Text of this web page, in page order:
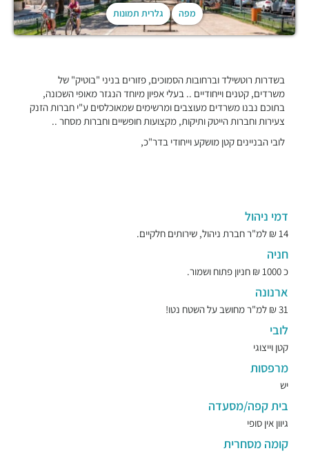
מפה גלרית תמונות
בשדרות רוטשילד וברחובות הסמוכים, פזורים בניני "בוטיק" של
משרדים, קטנים וייחודיים .. בעלי אפיון מיוחד הנגזר מאופי השכונה,
בתוכם נבנו משרדים מעוצבים ומרשימים שמאוכלסים ע"י חברות הזנק
צעירות וחברות הייטק ותיקות, מקצועות חופשיים וחברות מסחר ..
לובי הבניינים קטן מושקע וייחודי בדר"כ,
דמי ניהול
14 ₪ למ"ר חברת ניהול, שירותים חלקיים.
חניה
כ 1000 ₪ חניון פתוח ושמור.
ארנונה
31 ₪ למ"ר מחושב על השטח נטו!
לובי
קטן וייצוגי
מרפסות
יש
בית קפה/מסעדה
גיוון אין סופי
קומה מסחרית